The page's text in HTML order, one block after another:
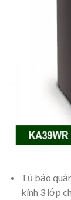
Tủ bảo
kính 3 lớp